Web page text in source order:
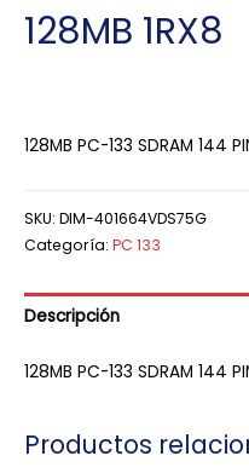
128MB 1RX8
128MB PC-133 SDRAM 144
SKU: DIM-401664VDS75G
Categoría: PC 133
Descripción
128MB PC-133 SDRAM 144
Productos